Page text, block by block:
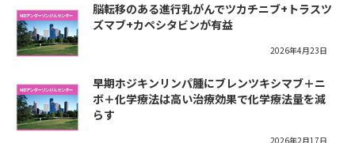
脳転移のある進行乳がんでツカチニブ+トラスツ
ズマブ+カペシタビンが有益
2026年4月23日
早期ホジキンリンパ腫にブレンツキシマブ＋ニ
ボ＋化学療法は高い治療効果で化学療法量を減
らす
2026年2月17日